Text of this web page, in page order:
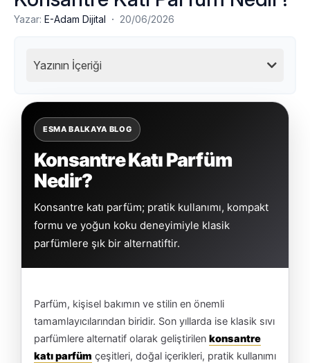
Yazar: E-Adam Dijital · 20/06/2026
Yazının İçeriği
ESMA BALKAYA BLOG
Konsantre Katı Parfüm
Nedir?
Konsantre katı parfüm; pratik kullanımı, kompakt
formu ve yoğun koku deneyimiyle klasik
parfümlere şık bir alternatiftir.
Parfüm, kişisel bakımın ve stilin en önemli
tamamlayıcılarından biridir. Son yıllarda ise klasik sıvı
parfümlere alternatif olarak geliştirilen konsantre
katı parfüm çeşitleri, doğal içerikleri, pratik kullanımı